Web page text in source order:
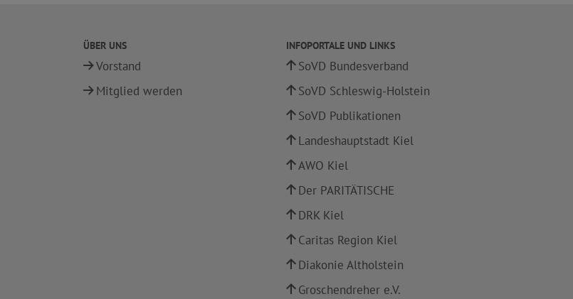
ÜBER UNS
Vorstand
Mitglied werden
INFOPORTALE UND LINKS
SoVD Bundesverband
SoVD Schleswig-Holstein
SoVD Publikationen
Landeshauptstadt Kiel
AWO Kiel
Der PARITÄTISCHE
DRK Kiel
Caritas Region Kiel
Diakonie Altholstein
Groschendreher e.V.